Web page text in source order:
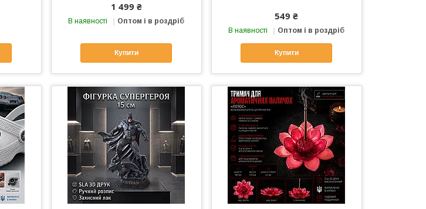
1 499 ₴
В наявності Оптом і в роздріб
Купити
549 ₴
В наявності Оптом і в роздріб
Купити